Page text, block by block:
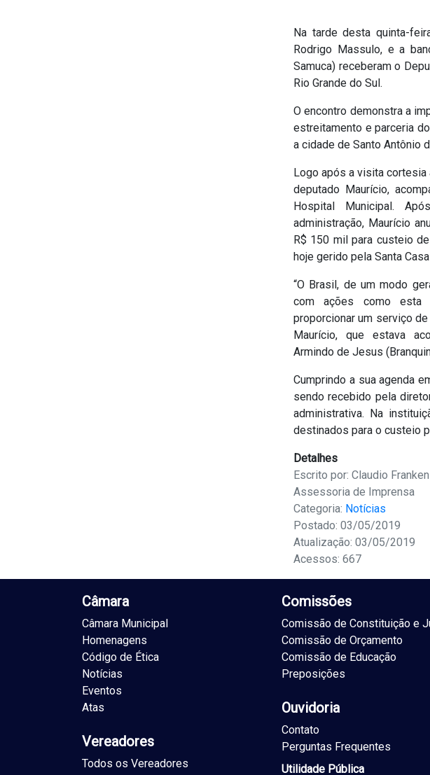
Na tarde desta quinta-
Rodrigo Massulo, e a
Samuca) receberam o
Rio Grande do Sul.
O encontro demonstra a
estreitamento e parceria
a cidade de Santo Antônio
Logo após a visita cortesia
deputado Maurício,
Hospital Municipal.
administração, Maurício
R$ 150 mil para custeio
hoje gerido pela Santa
“O Brasil, de um modo
com ações como esta
proporcionar um serviço
Maurício, que estava
Armindo de Jesus
Cumprindo a sua agenda
sendo recebido pela
administrativa. Na
destinados para o custeio
Detalhes
Escrito por: Claudio
Assessoria de Imprensa
Categoria: Notícias
Postado: 03/05/2019
Atualização: 03/05/2019
Acessos: 667
Câmara
Câmara Municipal
Homenagens
Código de Ética
Notícias
Eventos
Atas
Vereadores
Todos os Vereadores
Comissões
Comissão de Constituição e
Comissão de Orçamento
Comissão de Educação
Preposições
Ouvidoria
Contato
Perguntas Frequentes
Utilidade Pública